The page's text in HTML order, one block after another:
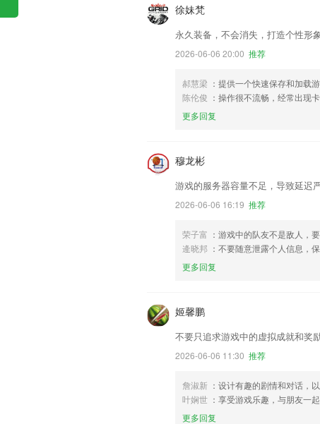
徐妹梵
永久装备，不会消失，打造个性形象
2026-06-06 20:00 推荐
郝慧梁 ：提供一个快速保存和加载
陈伦俊 ：操作很不流畅，经常出现卡
更多回复
穆龙彬
游戏的服务器容量不足，导致延迟
2026-06-06 16:19 推荐
荣子富 ：游戏中的队友不是敌人，
逄晓邦 ：不要随意泄露个人信息，
更多回复
姬馨鹏
不要只追求游戏中的虚拟成就和奖
2026-06-06 11:30 推荐
詹淑新 ：设计有趣的剧情和对话，
叶娴世 ：享受游戏乐趣，与朋友一
更多回复